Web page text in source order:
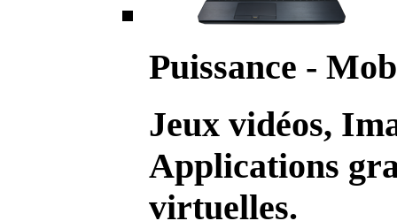
Puissance -
Jeux vidéos,
Applications
virtuelles.